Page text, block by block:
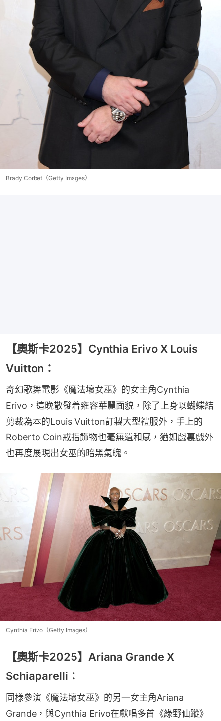
Brady Corbet（Getty Images）
【奧斯卡2025】Cynthia Erivo X Louis
Vuitton：
奇幻歌舞電影《魔法壞女巫》的女主角Cynthia
Erivo，這晚散發着雍容華麗面貌，除了上身以蝴蝶結
剪裁為本的Louis Vuitton訂製大型禮服外，手上的
Roberto Coin戒指飾物也毫無遺和感，猶如戲裏戲外
也再度展現出女巫的暗黑氣魄。
Cynthia Erivo（Getty Images）
【奧斯卡2025】Ariana Grande X
Schiaparelli：
同樣參演《魔法壞女巫》的另一女主角Ariana
Grande，與Cynthia Erivo在獻唱多首《綠野仙蹤》